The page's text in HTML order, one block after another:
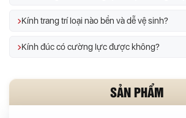
Kính trang trí loại nào bền và dễ vệ sinh?
Kính đúc có cường lực được không?
SẢN PHẨM